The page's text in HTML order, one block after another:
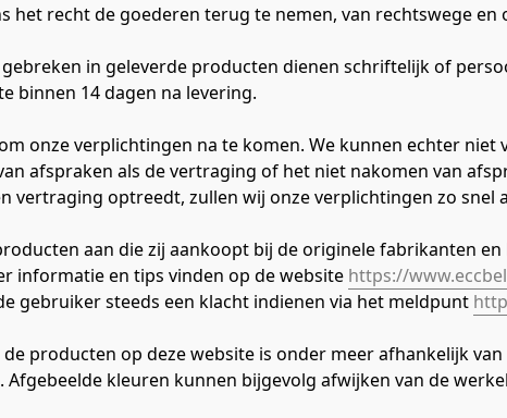
het recht de goederen terug te nemen, van rechtswege en
in geleverde producten dienen schriftelijk of
binnen 14 dagen na levering.
onze verplichtingen na te komen. We kunnen echter
afspraken als de vertraging of het niet nakomen van
vertraging optreedt, zullen wij onze verplichtingen zo snel
aan die zij aankoopt bij de originele fabrikanten
informatie en tips vinden op de website https://
gebruiker steeds een klacht indienen via het meldpunt
de producten op deze website is onder meer afhankelijk
Afgebeelde kleuren kunnen bijgevolg afwijken van de